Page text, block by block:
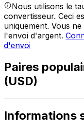
Nous utilisons le
convertisseur. Ceci
uniquement. Vous
l'envoi d'argent.
d'envoi
Paires
(USD)
Informations